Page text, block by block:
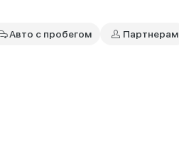
Авто с пробегом Партнерам